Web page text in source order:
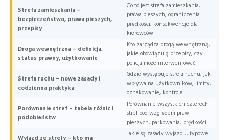
Strefa zamieszkania –
bezpieczeństwo, prawa pieszych,
przepisy
Co to jest strefa zamieszkania,
prawa pieszych, ograniczenia
prędkości, konsekwencje dla
kierowców
Droga wewnętrzna – definicja,
status prawny, użytkowanie
Kto zarządza drogą wewnętrzną,
jakie obowiązują przepisy, czy
policja może interweniować
Strefa ruchu – nowe zasady i
codzienna praktyka
Gdzie występuje strefa ruchu, jak
wpływa na użytkowników, limity,
oznakowanie, kontrole
Porównanie stref – tabela różnic i
podobieństw
Porównanie wszystkich czterech
stref pod względem praw
pieszych, parkowania, prędkości
Jakie są zasady wyjazdu, typowe